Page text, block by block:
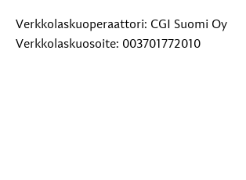
Verkkolaskuoperaattori: CGI Suomi Oy
Verkkolaskuosoite: 003701772010